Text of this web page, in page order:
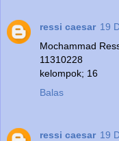
ressi caesar 19
Mochammad
11310228
kelompok; 16
Balas
ressi caesar 19